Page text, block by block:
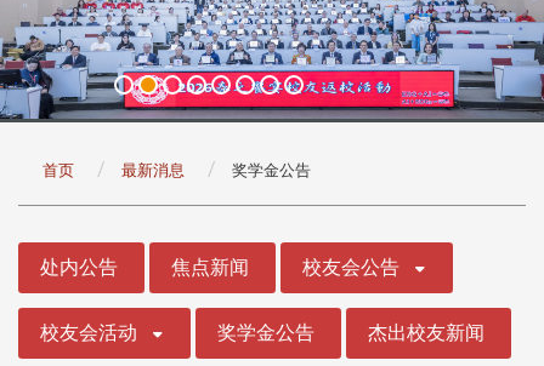
首页 最新消息 奖学金公告
处内公告 焦点新闻 校友会公告
校友会活动 奖学金公告 杰出校友新闻